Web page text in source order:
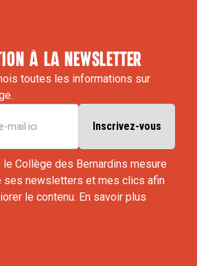
à la newsletter
toutes les informations sur
Collège des Bernardins mesure
ses newsletters et mes clics afin
le contenu. En savoir plus